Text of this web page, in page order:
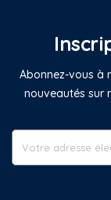
Abonnez-vous à
nouveautés sur